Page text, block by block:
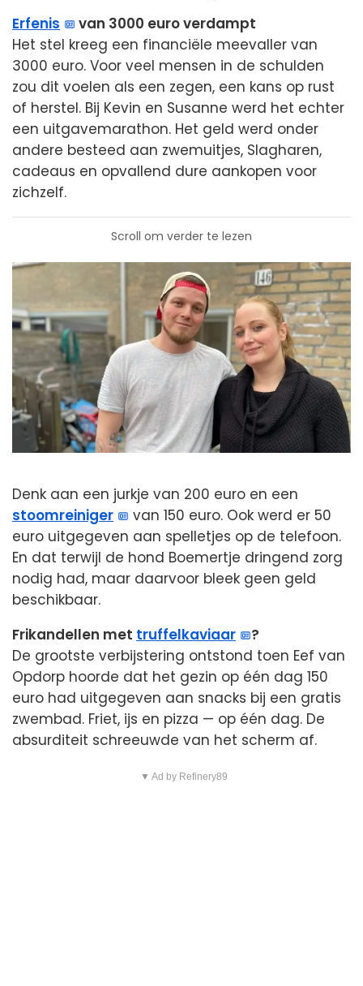
Erfenis
van 3000 euro verdampt
Het stel kreeg een financiële meevaller van
3000 euro. Voor veel mensen in de schulden
zou dit voelen als een zegen, een kans op rust
of herstel. Bij Kevin en Susanne werd het echter
een uitgavemarathon. Het geld werd onder
andere besteed aan zwemuitjes, Slagharen,
cadeaus en opvallend dure aankopen voor
zichzelf.
Scroll om verder te lezen
Denk aan een jurkje van 200 euro en een
stoomreiniger
van 150 euro. Ook werd er 50
euro uitgegeven aan spelletjes op de telefoon.
En dat terwijl de hond Boemertje dringend zorg
nodig had, maar daarvoor bleek geen geld
beschikbaar.
Frikandellen met truffelkaviaar
?
De grootste verbijstering ontstond toen Eef van
Opdorp hoorde dat het gezin op één dag 150
euro had uitgegeven aan snacks bij een gratis
zwembad. Friet, ijs en pizza — op één dag. De
absurditeit schreeuwde van het scherm af.
▼ Ad by Refinery89